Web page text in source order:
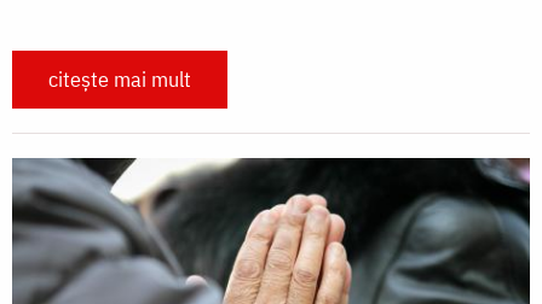
citește mai mult